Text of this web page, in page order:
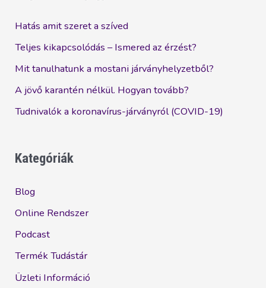
Hatás amit szeret a szíved
Teljes kikapcsolódás – Ismered az érzést?
Mit tanulhatunk a mostani járványhelyzetből?
A jövő karantén nélkül. Hogyan tovább?
Tudnivalók a koronavírus-járványról (COVID-19)
Kategóriák
Blog
Online Rendszer
Podcast
Termék Tudástár
Üzleti Információ